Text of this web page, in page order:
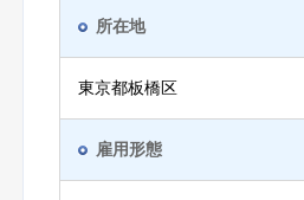
所在地
東京都板橋区
雇用形態